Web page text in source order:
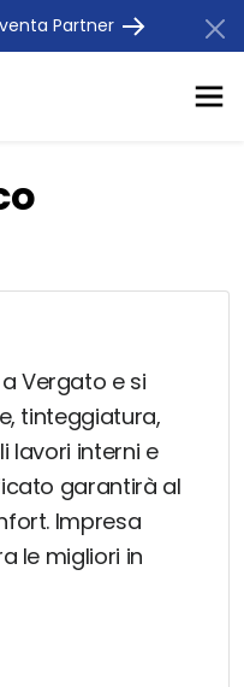
Partner
Vergato e si
tinteggiatura,
lavori interni e
garantirà al
Impresa
le migliori in